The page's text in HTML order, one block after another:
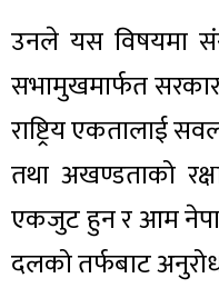
उनले यस विषयमा
सभामुखमार्फत
राष्ट्रिय एकतालाई
तथा अखण्डताको
एकजुट हुन र आम
दलको तर्फबाट